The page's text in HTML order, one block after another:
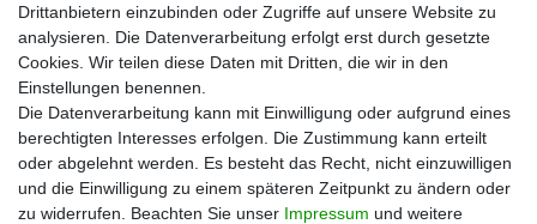
Mehr über uns
Zahlungsarten
Versand
Kontakt
Unsere Kaufabwicklung ist durch SSL gesichert
Drittanbietern einzubinden oder Zugriffe auf unsere Website zu
analysieren. Die Datenverarbeitung erfolgt erst durch gesetzte
Cookies. Wir teilen diese Daten mit Dritten, die wir in den
Einstellungen benennen.
Die Datenverarbeitung kann mit Einwilligung oder aufgrund eines
berechtigten Interesses erfolgen. Die Zustimmung kann erteilt
oder abgelehnt werden. Es besteht das Recht, nicht einzuwilligen
und die Einwilligung zu einem späteren Zeitpunkt zu ändern oder
zu widerrufen. Beachten Sie unser Impressum und weitere